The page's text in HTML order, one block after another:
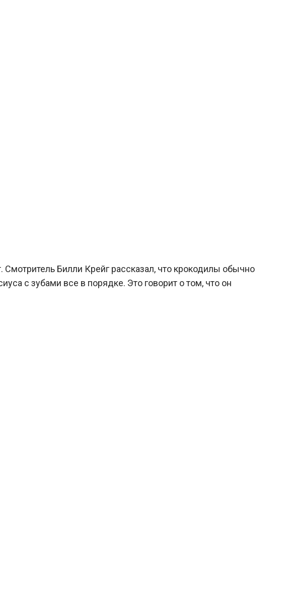
Билли Крейг рассказал, что крокодилы обычно
с зубами все в порядке. Это говорит о том, что он